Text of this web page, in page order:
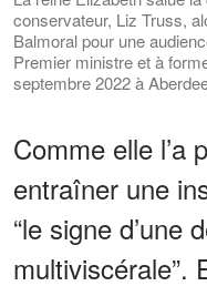
conservateur, Liz Truss,
Balmoral pour une
Premier ministre et à
septembre 2022 à
Comme elle l’a
entraîner une
“le signe d’une
multiviscérale”.